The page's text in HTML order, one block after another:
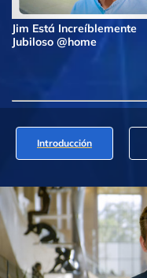
Jim Está Increíblemente
Jubiloso @home
Introducción